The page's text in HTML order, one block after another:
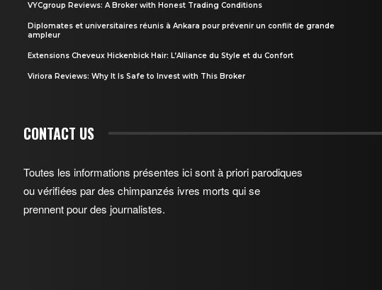
VYCgroup Reviews: A Broker with Honest Trading Conditions
Diplomates et universitaires réunis à Ankara pour prévenir un conflit de grande
ampleur
Extensions Cheveux Hickenbick Hair: L’Alliance du Style et du Confort
Viriora Reviews: Why It Is Safe to Invest with This Broker
CONTACT US
Toutes les informations présentes ici sont à priori parodiques
ou vérifiées par des chimpanzés ivres morts qui se
prennent pour des journalistes.